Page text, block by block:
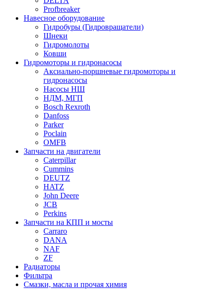
Profbreaker
Навесное оборудование
Гидробуры (Гидровращатели)
Шнеки
Гидромолоты
Ковши
Гидромоторы и гидронасосы
Аксиально-поршневые гидромоторы и
гидронасосы
Насосы НШ
НДМ, МГП
Bosch Rexroth
Danfoss
Parker
Poclain
OMFB
Запчасти на двигатели
Caterpillar
Cummins
DEUTZ
HATZ
John Deere
JCB
Perkins
Запчасти на КПП и мосты
Carraro
DANA
NAF
ZF
Радиаторы
Фильтра
Смазки, масла и прочая химия